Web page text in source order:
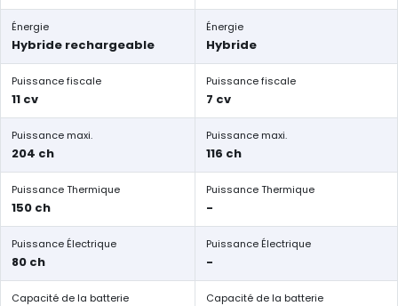
Énergie
Hybride rechargeable
Énergie
Hybride
Puissance fiscale
11 cv
Puissance fiscale
7 cv
Puissance maxi.
204 ch
Puissance maxi.
116 ch
Puissance Thermique
150 ch
Puissance Thermique
-
Puissance Électrique
80 ch
Puissance Électrique
-
Capacité de la batterie Capacité de la batterie